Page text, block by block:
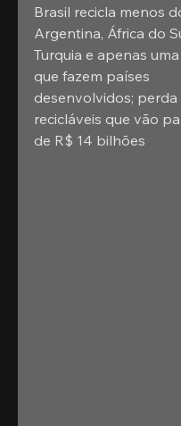
Brasil recicla menos
Argentina, África do
Turquia e apenas
que fazem países
desenvolvidos; perda
recicláveis que vão
de R$ 14 bilhões